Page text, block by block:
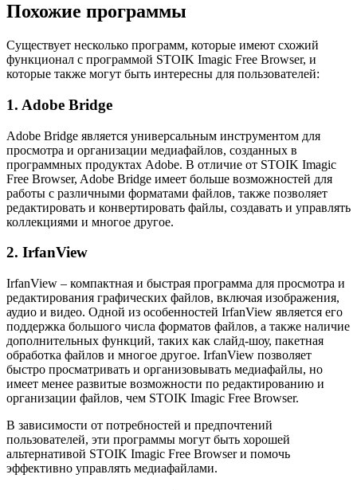
Похожие программы
Существует несколько программ, которые имеют схожий
функционал с программой STOIK Imagic Free Browser, и
которые также могут быть интересны для пользователей:
1. Adobe Bridge
Adobe Bridge является универсальным инструментом для
просмотра и организации медиафайлов, созданных в
программных продуктах Adobe. В отличие от STOIK Imagic
Free Browser, Adobe Bridge имеет больше возможностей для
работы с различными форматами файлов, также позволяет
редактировать и конвертировать файлы, создавать и управлять
коллекциями и многое другое.
2. IrfanView
IrfanView – компактная и быстрая программа для просмотра и
редактирования графических файлов, включая изображения,
аудио и видео. Одной из особенностей IrfanView является его
поддержка большого числа форматов файлов, а также наличие
дополнительных функций, таких как слайд-шоу, пакетная
обработка файлов и многое другое. IrfanView позволяет
быстро просматривать и организовывать медиафайлы, но
имеет менее развитые возможности по редактированию и
организации файлов, чем STOIK Imagic Free Browser.
В зависимости от потребностей и предпочтений
пользователей, эти программы могут быть хорошей
альтернативой STOIK Imagic Free Browser и помочь
эффективно управлять медиафайлами.